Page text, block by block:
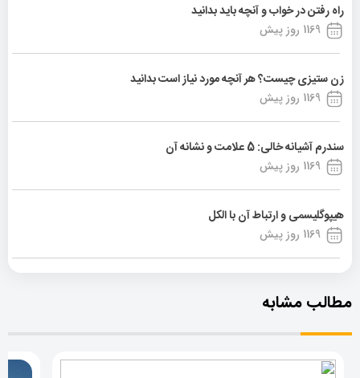
راه رفتن در خواب و آنچه باید بدانید
1169 روز پیش
زن ستیزی چیست؟ هر آنچه مورد نیاز است بدانید
1169 روز پیش
سندرم آشیانه خالی: 5 علامت و نشانه آن
1169 روز پیش
هیپوگلیسمی و ارتباط آن با الکل
1169 روز پیش
مطالب مشابه